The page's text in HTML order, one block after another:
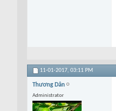
11-01-2017, 03:11 PM
Thương Dân
Administrator